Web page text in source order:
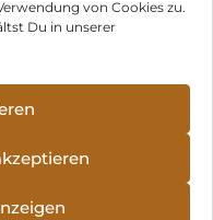
von Cookies zu.
Du in unserer